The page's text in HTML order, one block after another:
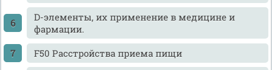
D-элементы, их применение в медицине и
фармации.
F50 Расстройства приема пищи